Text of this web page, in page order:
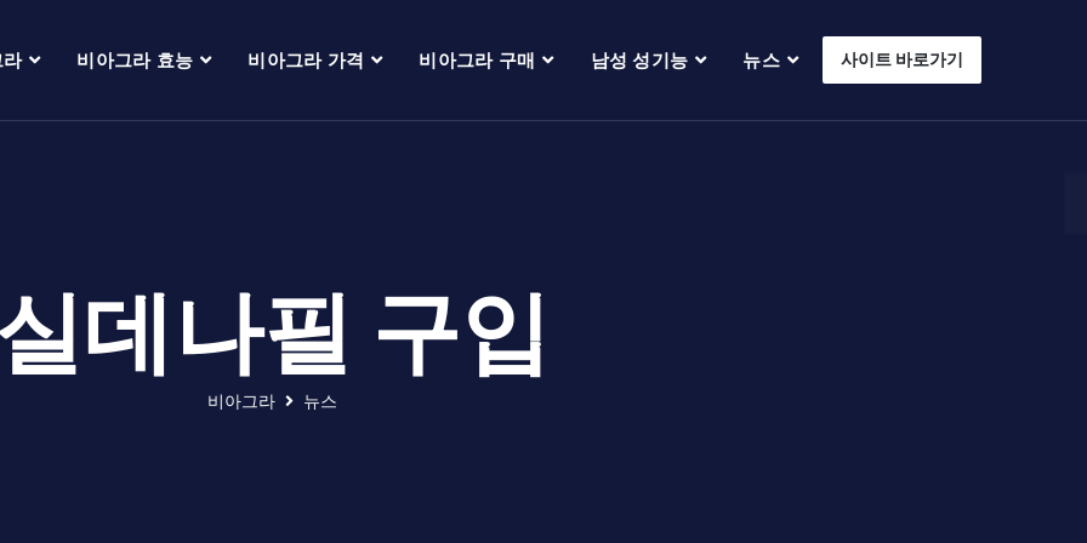
비아그라 효능 비아그라 가격 비아그라 구매 남성 성기능 뉴스 사이트 바로가기
데나필 구입
비아그라 뉴스